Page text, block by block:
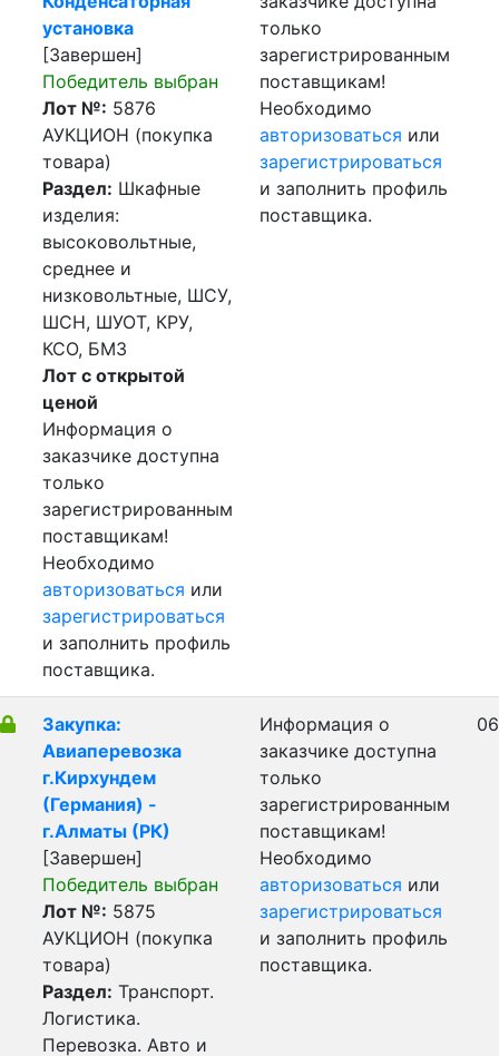
установка
[Завершен]
Победитель выбран
Лот №: 5876
АУКЦИОН (покупка
товара)
Раздел: Шкафные
изделия:
высоковольтные,
среднее и
низковольтные, ШСУ,
ШСН, ШУОТ, КРУ,
КСО, БМЗ
Лот с открытой
ценой
Информация о
заказчике доступна
только
зарегистрированным
поставщикам!
Необходимо
авторизоваться или
зарегистрироваться
и заполнить профиль
поставщика.
только
зарегистрированным
поставщикам!
Необходимо
авторизоваться или
зарегистрироваться
и заполнить профиль
поставщика.
Закупка:
Авиаперевозка
г.Кирхундем
(Германия) -
г.Алматы (РК)
[Завершен]
Победитель выбран
Лот №: 5875
АУКЦИОН (покупка
товара)
Раздел: Транспорт.
Логистика.
Перевозка. Авто и
Информация о
заказчике доступна
только
зарегистрированным
поставщикам!
Необходимо
авторизоваться или
зарегистрироваться
и заполнить профиль
поставщика.